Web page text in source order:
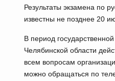
Результаты экзамена по
известны не позднее 20
В период
Челябинской области
всем вопросам
можно обращаться по